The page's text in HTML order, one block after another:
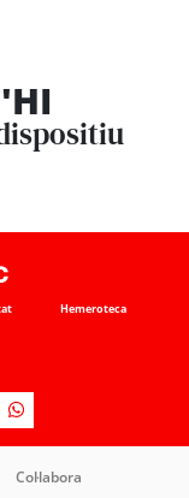
Hemeroteca
Col·labora